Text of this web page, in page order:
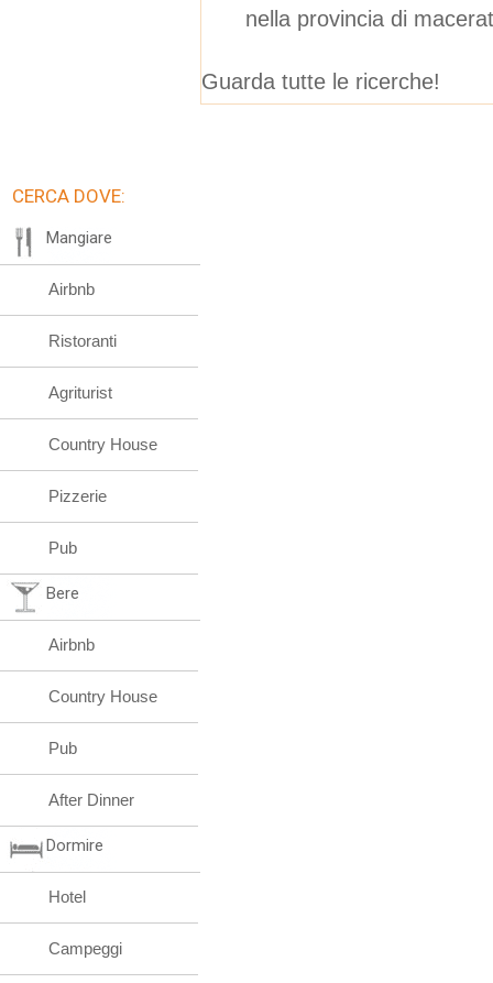
nella provincia di
Guarda tutte le ricerche!
CERCA DOVE:
Mangiare
Airbnb
Ristoranti
Agriturist
Country House
Pizzerie
Pub
Bere
Airbnb
Country House
Pub
After Dinner
Dormire
Hotel
Campeggi